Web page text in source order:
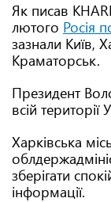
Як писав
лютого Росія
зазнали Київ,
Краматорськ.
Президент
всій території
Харківська
зберігати
інформації.